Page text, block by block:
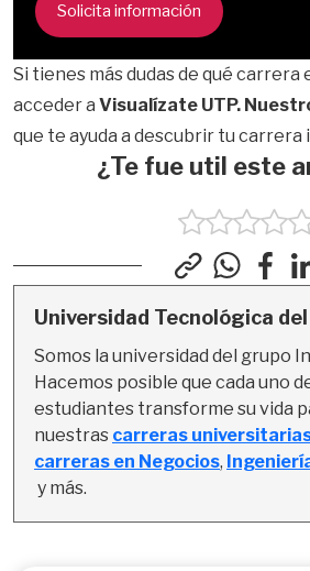
Solicita información
Si tienes más dudas de qué carrera
acceder a Visualízate UTP.
que te ayuda a descubrir tu carrera
¿Te fue util este
Universidad Tecnológica
Somos la universidad del grupo
Hacemos posible que cada uno
estudiantes transforme su vida
nuestras carreras
carreras en Negocios,
y más.